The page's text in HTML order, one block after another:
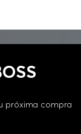
próxima compra